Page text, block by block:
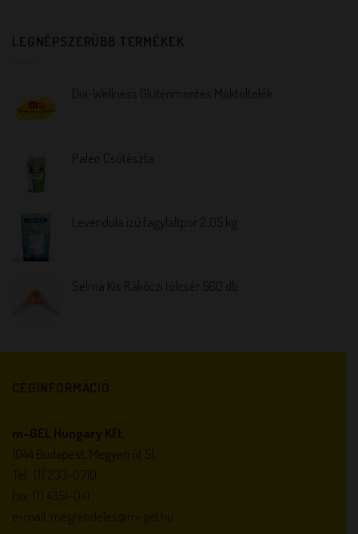
LEGNÉPSZERŰBB TERMÉKEK
Dia-Wellness Gluténmentes Máktöltelék
Paleo Csőtészta
Levendula ízű fagylaltpor 2,05 kg
Selma Kis Rákóczi tölcsér 560 db
CÉGINFORMÁCIÓ
m-GEL Hungary Kft.
1044 Budapest, Megyeri út 51.
Tel.:
fax:
e-mail: